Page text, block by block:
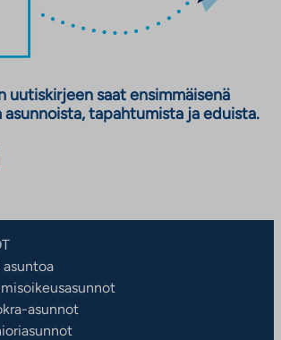
uutiskirjeen saat ensimmäisenä
tapahtumista ja eduista.
asuntoa
asunnot